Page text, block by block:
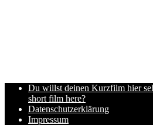
Du willst deinen Kurzfilm hier
short film here?
Datenschutzerklärung
Impressum